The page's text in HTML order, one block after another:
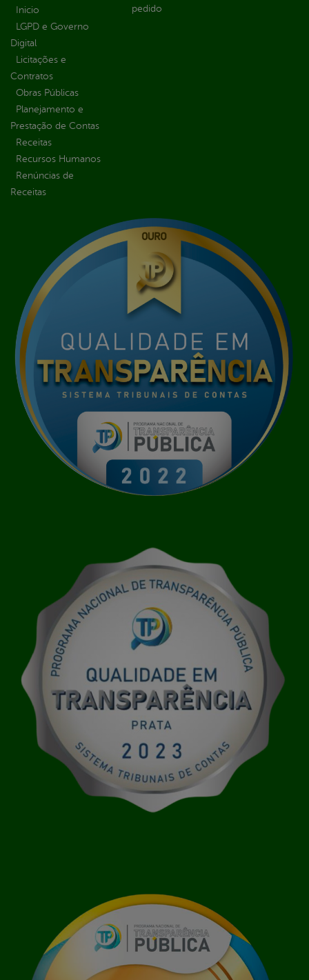
Inicio
LGPD e Governo
Digital
Licitações e
Contratos
Obras Públicas
Planejamento e
Prestação de Contas
Receitas
Recursos Humanos
Renúncias de
Receitas
pedido